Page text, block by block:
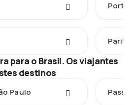
Porto
Paris
para o Brasil. Os viajantes
destinos
Paulo